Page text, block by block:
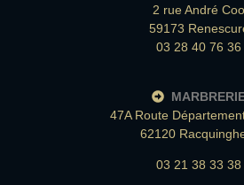
2 rue André Coo
59173
03 28 40 76 36
47A Route
62120
03 21 38 33 38